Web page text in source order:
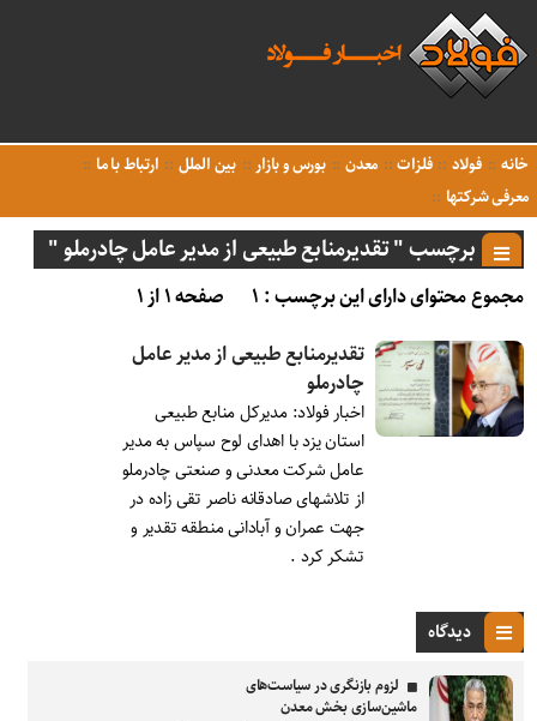
خانه فولاد فلزات معدن بورس و بازار بین الملل
ارتباط با ما
معرفی شرکتها
برچسب " تقدیرمنابع طبیعی از مدیر عامل چادرملو "
مجموع محتوای دارای این برچسب : ۱
صفحه ۱ از ۱
تقدیرمنابع طبیعی از مدیر عامل
چادرملو
اخبار فولاد: مدیرکل منابع طبیعی
استان یزد با اهدای لوح سپاس به مدیر
عامل شرکت معدنی و صنعتی چادرملو
از تلاشهای صادقانه ناصر تقی زاده در
جهت عمران و آبادانی منطقه تقدیر و
تشکر کرد .
دیدگاه
لزوم بازنگری در سیاست‌های
ماشین‌سازی بخش معدن